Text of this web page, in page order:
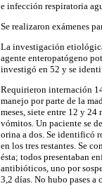
e infección respiratoria
Se realizaron exámenes
La investigación
agente enteropatógeno
investigó en 52 y se
Requirieron internación
manejo por parte de la
meses, siete entre 12 y
vómitos. Un paciente se
orina a dos. Se identificó
en los tres restantes. Se
ésta; todos presentaban
antibióticos, uno por
3,2 días. No hubo pases